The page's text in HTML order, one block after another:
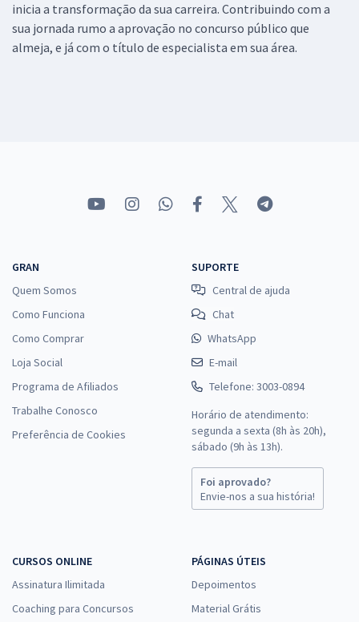
inicia a transformação da sua carreira. Contribuindo com a
sua jornada rumo a aprovação no concurso público que
almeja, e já com o título de especialista em sua área.
GRAN
Quem Somos
Como Funciona
Como Comprar
Loja Social
Programa de Afiliados
Trabalhe Conosco
Preferência de Cookies
SUPORTE
Central de ajuda
Chat
WhatsApp
E-mail
Telefone: 3003-0894
Horário de atendimento:
segunda a sexta (8h às 20h),
sábado (9h às 13h).
Foi aprovado?
Envie-nos a sua história!
CURSOS ONLINE
Assinatura Ilimitada
Coaching para Concursos
PÁGINAS ÚTEIS
Depoimentos
Material Grátis